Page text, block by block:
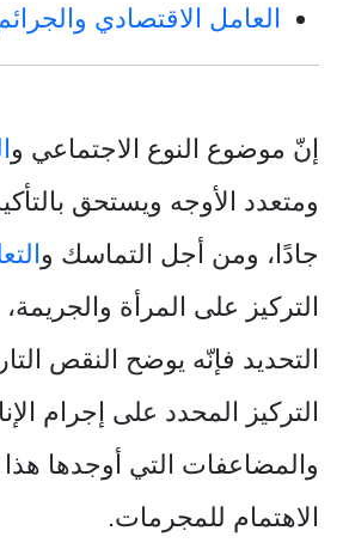
العامل الاقتصادي
إنّ موضوع النوع الاجتماعي و
ومتعدد الأوجه ويستحق
جادًا، ومن أجل التماسك و
التركيز على المرأة
التحديد فإنّه يوضح النقص
التركيز المحدد على إجرام
والمضاعفات التي أوجدها
الاهتمام للمجرمات.